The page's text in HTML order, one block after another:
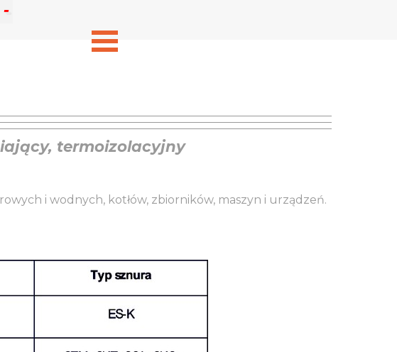
-
termoizolacyjny
i wodnych, kotłów, zbiorników, maszyn i urządzeń.